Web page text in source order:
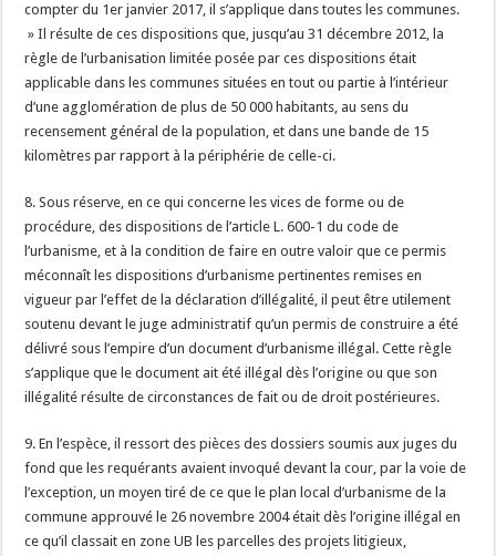
compter du 1er janvier 2017, il s’applique dans toutes les communes.
» Il résulte de ces dispositions que, jusqu’au 31 décembre 2012, la
règle de l’urbanisation limitée posée par ces dispositions était
applicable dans les communes situées en tout ou partie à l’intérieur
d’une agglomération de plus de 50 000 habitants, au sens du
recensement général de la population, et dans une bande de 15
kilomètres par rapport à la périphérie de celle-ci.
8. Sous réserve, en ce qui concerne les vices de forme ou de
procédure, des dispositions de l’article L. 600-1 du code de
l’urbanisme, et à la condition de faire en outre valoir que ce permis
méconnaît les dispositions d’urbanisme pertinentes remises en
vigueur par l’effet de la déclaration d’illégalité, il peut être utilement
soutenu devant le juge administratif qu’un permis de construire a été
délivré sous l’empire d’un document d’urbanisme illégal. Cette règle
s’applique que le document ait été illégal dès l’origine ou que son
illégalité résulte de circonstances de fait ou de droit postérieures.
9. En l’espèce, il ressort des pièces des dossiers soumis aux juges du
fond que les requérants avaient invoqué devant la cour, par la voie de
l’exception, un moyen tiré de ce que le plan local d’urbanisme de la
commune approuvé le 26 novembre 2004 était dès l’origine illégal en
ce qu’il classait en zone UB les parcelles des projets litigieux,